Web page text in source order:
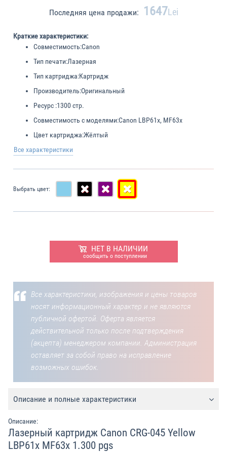
Последняя цена продажи: 1647Lei
Краткие характеристики:
Совместимость:Canon
Тип печати:Лазерная
Тип картриджа:Картридж
Производитель:Оригинальный
Ресурс :1300 стр.
Совместимость с моделями:Canon LBP61x, MF63x
Цвет картриджа:Жёлтый
Все характеристики
Выбрать цвет:
НЕТ В НАЛИЧИИ
сообщить о поступлении
Все характеристики, изображения и цены товаров
носят информационный характер и не являются
публичной офертой. Оферта является
действительной только после подтверждения
(акцепта) менеджером компании. Администрация
оставляет за собой право на исправление
возможных ошибок.
Описание и полные характеристики
Описание:
Лазерный картридж Canon CRG-045 Yellow
LBP61x MF63x 1.300 pgs